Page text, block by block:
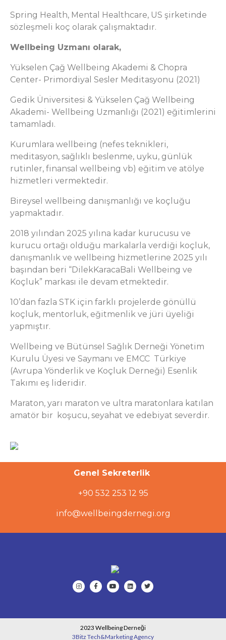
Spring Health, Mental Healthcare, US şirketinde
sözleşmeli koç olarak çalışmaktadır.
Wellbeing Uzmanı olarak,
Yükselen Çağ Wellbeing Akademi & Chopra
Center- Primordiyal Sesler Meditasyonu (2021)
Gedik Üniversitesi & Yükselen Çağ Wellbeing
Akademi- Wellbeing Uzmanlığı (2021) eğitimlerini
tamamladı.
Kurumlara wellbeing (nefes teknikleri,
meditasyon, sağlıklı beslenme, uyku, günlük
rutinler, finansal wellbeing vb) eğitim ve atölye
hizmetleri vermektedir.
Bireysel wellbeing danışmanlığı ve koçluğu
yapmaktadır.
2018 yılından 2025 yılına kadar kurucusu ve
kurucu ortağı olduğu markalarla verdiği koçluk,
danışmanlık ve wellbeing hizmetlerine 2025 yılı
başından beri “DilekKaracaBali Wellbeing ve
Koçluk” markası ile devam etmektedir.
10’dan fazla STK için farklı projelerde gönüllü
koçluk, mentorluk, eğitmenlik ve jüri üyeliği
yapmıştır.
Wellbeing ve Bütünsel Sağlık Derneği Yönetim
Kurulu Üyesi ve Saymanı ve EMCC Türkiye
(Avrupa Yönderlik ve Koçluk Derneği) Esenlik
Takımı eş lideridir.
Maraton, yarı maraton ve ultra maratonlara katılan
amatör bir koşucu, seyahat ve edebiyat severdir.
Genel Sekreterlik
+90 532 253 12 95
info@wellbeingdernegi.org
2023 Wellbeing Derneği
3Bitz Tech&Marketing Agency